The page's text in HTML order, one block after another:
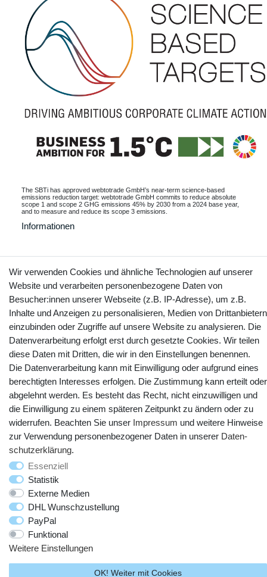
The SBTi has approved webtotrade GmbH’s near-term science-based
emissions reduction target: webtotrade GmbH commits to reduce absolute
scope 1 and scope 2 GHG emissions 45% by 2030 from a 2024 base year,
and to measure and reduce its scope 3 emissions.
Informationen
Vertrag widerrufen Kontakt
YouTube Facebook Instagram
© Copyright 2025 webtotrade GmbH. Alle Rechte vorbehalten.
Wir verwenden Cookies und ähnliche Technologien auf unserer
Website und verarbeiten personenbezogene Daten von
Besucher:innen unserer Webseite (z.B. IP-Adresse), um z.B.
Inhalte und Anzeigen zu personalisieren, Medien von Drittanbietern
einzubinden oder Zugriffe auf unsere Website zu analysieren. Die
Datenverarbeitung erfolgt erst durch gesetzte Cookies. Wir teilen
diese Daten mit Dritten, die wir in den Einstellungen benennen.
Die Datenverarbeitung kann mit Einwilligung oder aufgrund eines
berechtigten Interesses erfolgen. Die Zustimmung kann erteilt oder
abgelehnt werden. Es besteht das Recht, nicht einzuwilligen und
die Einwilligung zu einem späteren Zeitpunkt zu ändern oder zu
widerrufen. Beachten Sie unser Impressum und weitere Hinweise
zur Verwendung personenbezogener Daten in unserer Daten­
schutz­erklärung.
Essenziell
Statistik
Externe Medien
DHL Wunschzustellung
PayPal
Funktional
Weitere Einstellungen
OK! Weiter mit Cookies